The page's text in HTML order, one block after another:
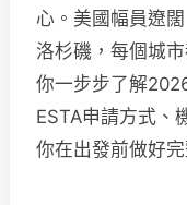
心。美國幅員遼
洛杉磯，每個城
你一步步了解
ESTA申請方式、
你在出發前做好